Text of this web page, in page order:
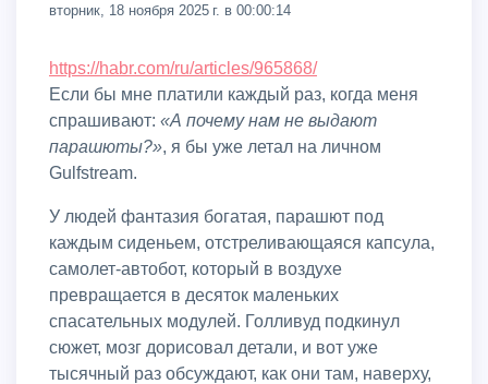
вторник, 18 ноября 2025 г. в 00:00:14
https://habr.com/ru/articles/965868/
Если бы мне платили каждый раз, когда меня
спрашивают: «А почему нам не выдают
парашюты?», я бы уже летал на личном
Gulfstream.
У людей фантазия богатая, парашют под
каждым сиденьем, отстреливающаяся капсула,
самолет-автобот, который в воздухе
превращается в десяток маленьких
спасательных модулей. Голливуд подкинул
сюжет, мозг дорисовал детали, и вот уже
тысячный раз обсуждают, как они там, наверху,